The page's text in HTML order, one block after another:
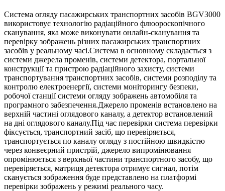
Система огляду пасажирських транспортних засобів BGV3000
використовує технологію радіаційного флюороскопічного
сканування, яка може виконувати онлайн-сканування та
перевірку зображень різних пасажирських транспортних
засобів у реальному часі.Система в основному складається з
системи джерела променів, системи детектора, портальної
конструкції та пристрою радіаційного захисту, системи
транспортування транспортних засобів, системи розподілу та
контролю електроенергії, системи моніторингу безпеки,
робочої станції системи огляду зображень автомобіля та
програмного забезпечення.Джерело променів встановлено на
верхній частині оглядового каналу, а детектор встановлений
на дні оглядового каналу.Під час перевірки система перевірки
фіксується, транспортний засіб, що перевіряється,
транспортується по каналу огляду з постійною швидкістю
через конвеєрний пристрій, джерело випромінювання
опромінюється з верхньої частини транспортного засобу, що
перевіряється, матриця детектора отримує сигнал, потім
сканується зображення буде представлено на платформі
перевірки зображень у режимі реального часу.